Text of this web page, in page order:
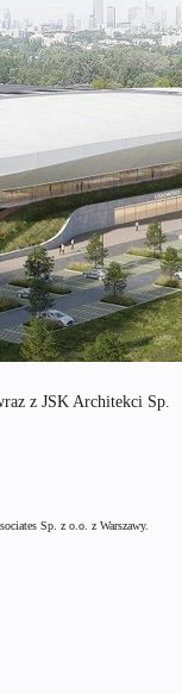
z JSK Architekci Sp.
Sp. z o.o. z Warszawy.